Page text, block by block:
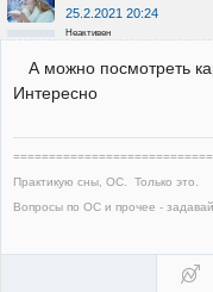
25.2.2021 20:24
Неактивен
А можно посмотреть
Интересно
Практикую сны, ОС. Только это.
Вопросы по ОС и прочее -